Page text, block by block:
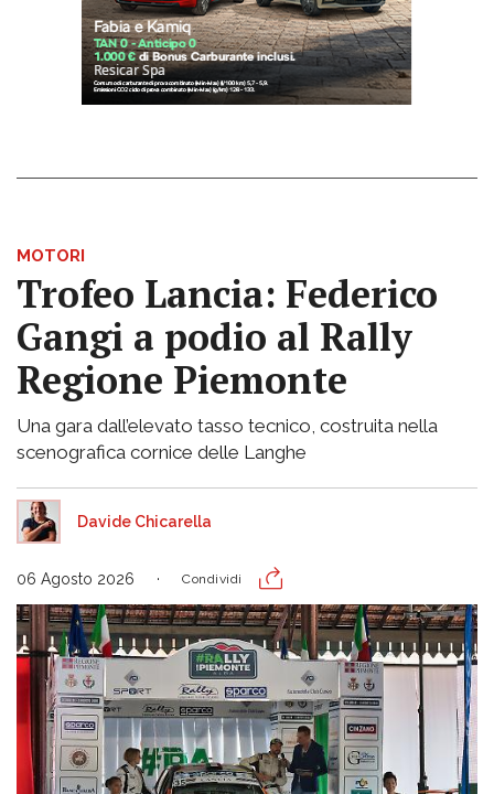
MOTORI
Trofeo Lancia: Federico
Gangi a podio al Rally
Regione Piemonte
Una gara dall’elevato tasso tecnico, costruita nella
scenografica cornice delle Langhe
Davide Chicarella
06 Agosto 2026 Condividi